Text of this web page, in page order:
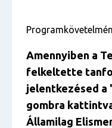
Amennyiben a
felkeltette
jelentkezésed a
gombra
Államilag